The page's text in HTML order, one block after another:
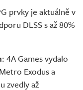
prvky je aktuálně v
DLSS s až 80%
: 4A Games vydalo
Exodus a
zvedly až